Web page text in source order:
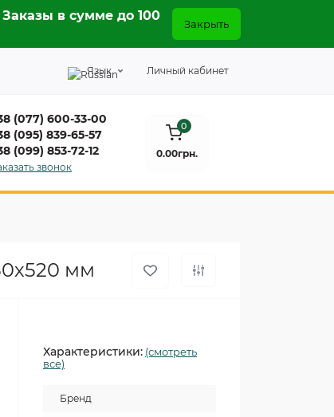
в сумме до 100
Закрыть
Язык Личный кабинет
(077) 600-33-00
(095) 839-65-57
(099) 853-72-12
звонок
0
0.00грн.
мм
Характеристики: (смотреть
все)
Бренд